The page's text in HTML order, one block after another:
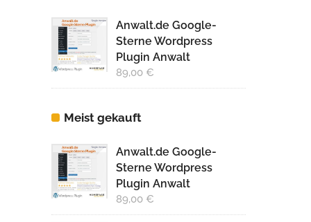
Anwalt.de Google-
Sterne Wordpress
Plugin Anwalt
89,00 €
Meist gekauft
Anwalt.de Google-
Sterne Wordpress
Plugin Anwalt
89,00 €